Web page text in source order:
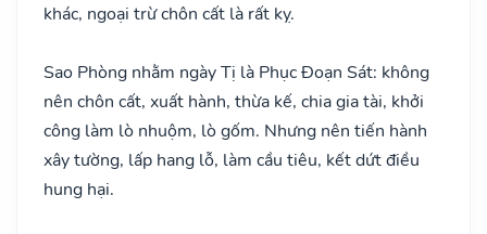
khác, ngoại trừ chôn cất là rất kỵ.
Sao Phòng nhằm ngày Tị là Phục Đoạn Sát: không
nên chôn cất, xuất hành, thừa kế, chia gia tài, khởi
công làm lò nhuộm, lò gốm. Nhưng nên tiến hành
xây tường, lấp hang lỗ, làm cầu tiêu, kết dứt điều
hung hại.